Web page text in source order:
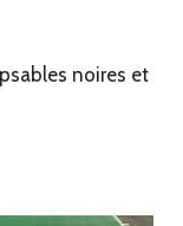
noires et